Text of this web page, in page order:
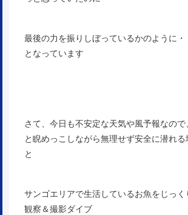
最後の力を振りしぼっているかのように
となっています
さて、今日も不安定な天気や風予報なので
と睨めっこしながら無理せず安全に潜れる
と
サンゴエリアで生活しているお魚をじっく
観察＆撮影ダイブ